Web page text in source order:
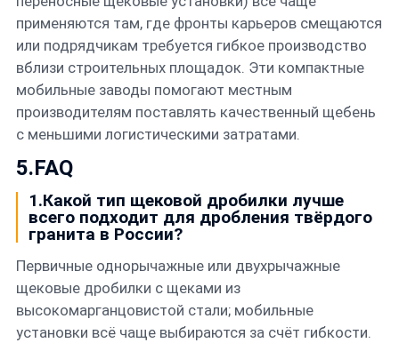
применяются там, где фронты карьеров смещаются
или подрядчикам требуется гибкое производство
вблизи строительных площадок. Эти компактные
мобильные заводы помогают местным
производителям поставлять качественный щебень
с меньшими логистическими затратами.
5.FAQ
1.Какой тип щековой дробилки лучше
всего подходит для дробления твёрдого
гранита в России?
Первичные однорычажные или двухрычажные
щековые дробилки с щеками из
высокомарганцовистой стали; мобильные
установки всё чаще выбираются за счёт гибкости.